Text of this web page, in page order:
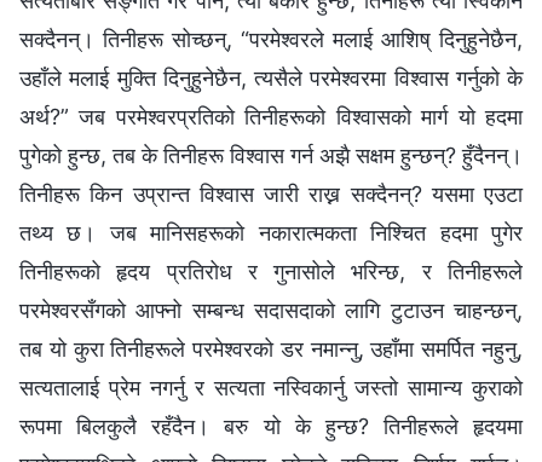
सक्दैनन्। तिनीहरू सोच्छन्, “परमेश्‍वरले मलाई आशिष् दिनुहुनेछैन,
उहाँले मलाई मुक्ति दिनुहुनेछैन, त्यसैले परमेश्‍वरमा विश्वास गर्नुको के
अर्थ?” जब परमेश्‍वरप्रतिको तिनीहरूको विश्‍वासको मार्ग यो हदमा
पुगेको हुन्छ, तब के तिनीहरू विश्‍वास गर्न अझै सक्षम हुन्छन्? हुँदैनन्।
तिनीहरू किन उप्रान्त विश्‍वास जारी राख्न सक्दैनन्? यसमा एउटा
तथ्य छ। जब मानिसहरूको नकारात्मकता निश्चित हदमा पुगेर
तिनीहरूको हृदय प्रतिरोध र गुनासोले भरिन्छ, र तिनीहरूले
परमेश्‍वरसँगको आफ्‍नो सम्बन्ध सदासदाको लागि टुटाउन चाहन्छन्,
तब यो कुरा तिनीहरूले परमेश्‍वरको डर नमान्नु, उहाँमा समर्पित नहुनु,
सत्यतालाई प्रेम नगर्नु र सत्यता नस्विकार्नु जस्तो सामान्य कुराको
रूपमा बिलकुलै रहँदैन। बरु यो के हुन्छ? तिनीहरूले हृदयमा